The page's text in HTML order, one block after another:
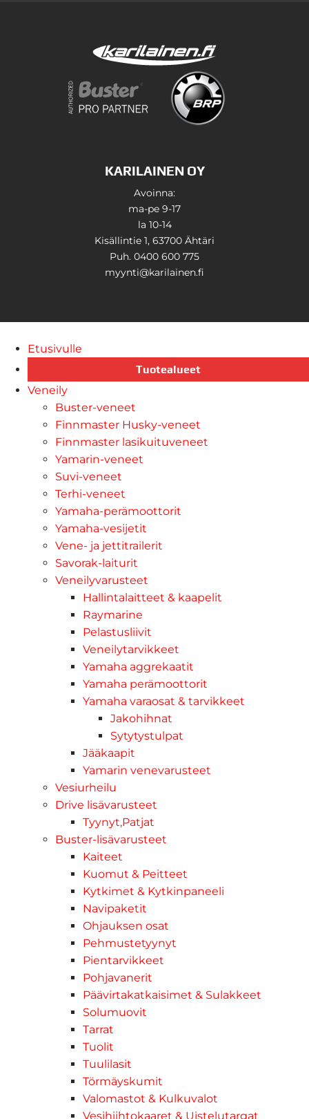
KARILAINEN OY
Avoinna:
ma-pe 9-17
la 10-14
Kisällintie 1, 63700 Ähtäri
Puh. 0400 600 775
myynti@karilainen.fi
Etusivulle
Tuotealueet
Veneily
Buster-veneet
Finnmaster Husky-veneet
Finnmaster lasikuituveneet
Yamarin-veneet
Suvi-veneet
Terhi-veneet
Yamaha-perämoottorit
Yamaha-vesijetit
Vene- ja jettitrailerit
Savorak-laiturit
Veneilyvarusteet
Hallintalaitteet & kaapelit
Raymarine
Pelastusliivit
Veneilytarvikkeet
Yamaha aggrekaatit
Yamaha perämoottorit
Yamaha varaosat & tarvikkeet
Jakohihnat
Sytytystulpat
Jääkaapit
Yamarin venevarusteet
Vesiurheilu
Drive lisävarusteet
Tyynyt,Patjat
Buster-lisävarusteet
Kaiteet
Kuomut & Peitteet
Kytkimet & Kytkinpaneeli
Navipaketit
Ohjauksen osat
Pehmustetyynyt
Pientarvikkeet
Pohjavanerit
Päävirtakatkaisimet & Sulakkeet
Solumuovit
Tarrat
Tuolit
Tuulilasit
Törmäyskumit
Valomastot & Kulkuvalot
Vesihiihtokaaret & Uistelutargat